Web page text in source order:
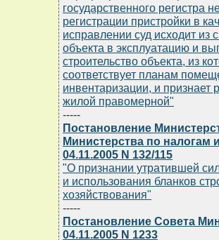
государственного
регистрации пристройки в
исправлении суд исходит
объекта в эксплуатацию и
строительство объекта, из
соответствует планам
инвентаризации, и признает
жилой правомерной"
-----
Постановление
Министерства по налогам
04.11.2005 N 132/115
"О признании утратившей
и использования бланков
хозяйствования"
-----
Постановление Совета
04.11.2005 N 1233